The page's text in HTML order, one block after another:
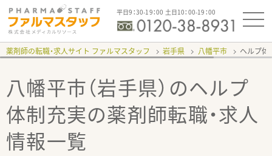
平日9：30-19：00 土日10：00-19：00
薬剤師の転職・求人サイト ファルマスタッフ 岩手県 八幡平市 ヘルプ
八幡平市（岩手県）のヘルプ
体制充実の薬剤師転職・求人
情報一覧